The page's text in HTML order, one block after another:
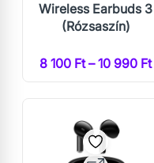
Wireless Earbuds 3
(Rózsaszín)
8 100 Ft – 10 990 Ft